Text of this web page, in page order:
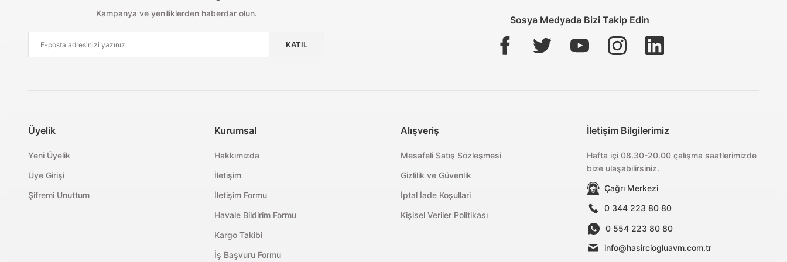
Kampanya ve yeniliklerden haberdar olun.
KATIL
Sosya Medyada Bizi Takip Edin
Üyelik
Yeni Üyelik
Üye Girişi
Şifremi Unuttum
Kurumsal
Hakkımızda
İletişim
İletişim Formu
Havale Bildirim Formu
Kargo Takibi
İş Başvuru Formu
Alışveriş
Mesafeli Satış Sözleşmesi
Gizlilik ve Güvenlik
İptal İade Koşullari
Kişisel Veriler Politikası
İletişim Bilgilerimiz
Hafta içi 08.30-20.00 çalışma saatlerimizde
bize ulaşabilirsiniz.
Çağrı Merkezi
0 344 223 80 80
0 554 223 80 80
info@hasirciogluavm.com.tr